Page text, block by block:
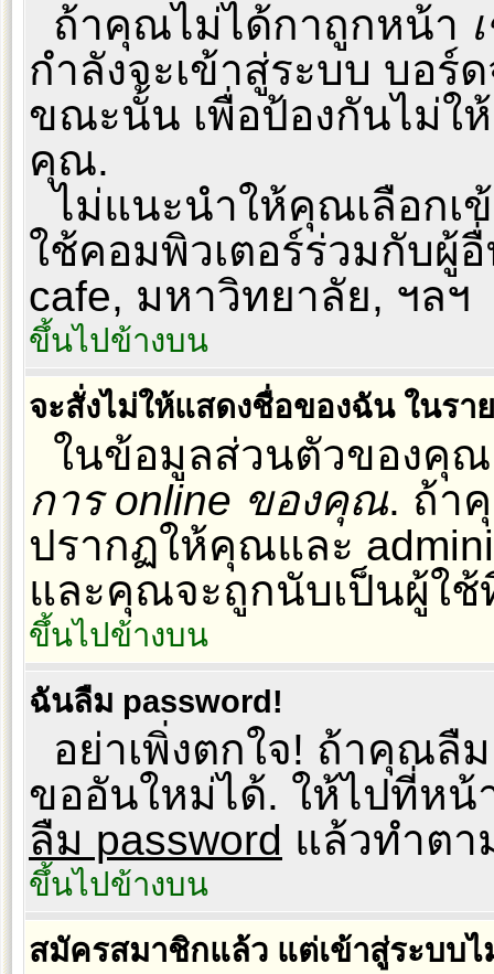
ถ้าคุณไม่ได้กาถูกหน้า
กำลังจะเข้าสู่ระบบ บอร์
ขณะนั้น เพื่อป้องกันไม่ใ
คุณ.
ไม่แนะนำให้คุณเลือกเ
ใช้คอมพิวเตอร์ร่วมกับผู้
cafe, มหาวิทยาลัย, ฯลฯ
ขึ้นไปข้างบน
จะสั่งไม่ให้แสดงชื่อของฉัน ในรา
ในข้อมูลส่วนตัวของคุ
การ online ของคุณ. ถ้า
ปรากฏให้คุณและ
และคุณจะถูกนับเป็นผู้ใ
ขึ้นไปข้างบน
ฉันลืม password!
อย่าเพิ่งตกใจ! ถ้าคุณลื
ขออันใหม่ได้. ให้ไปที่หน้
ลืม password แล้วทำตา
ขึ้นไปข้างบน
สมัครสมาชิกแล้ว แต่เข้าสู่ระบบไ